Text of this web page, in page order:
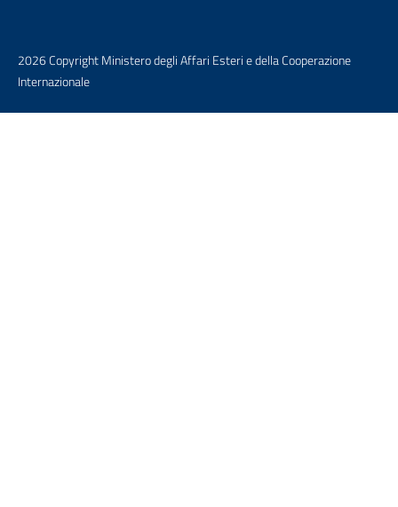
2026 Copyright Ministero degli Affari Esteri e della Cooperazione
Internazionale